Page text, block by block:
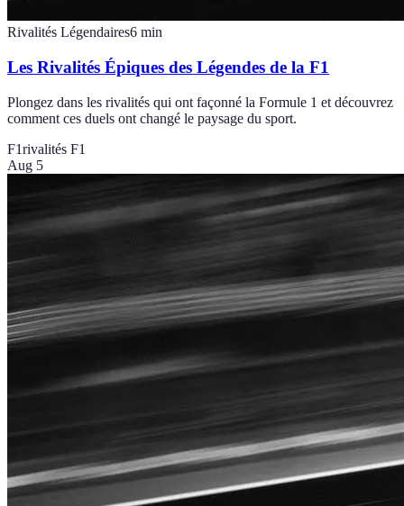
Rivalités Légendaires6 min
Les Rivalités Épiques des Légendes de la F1
Plongez dans les rivalités qui ont façonné la Formule 1 et découvrez
comment ces duels ont changé le paysage du sport.
F1rivalités F1
Aug 5